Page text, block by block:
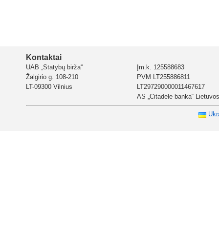
Kontaktai
UAB „Statybų birža“
Žalgirio g. 108-210
LT-09300 Vilnius
Įm.k. 125588683
PVM LT255886811
LT297290000011467617
AS „Citadele banka“